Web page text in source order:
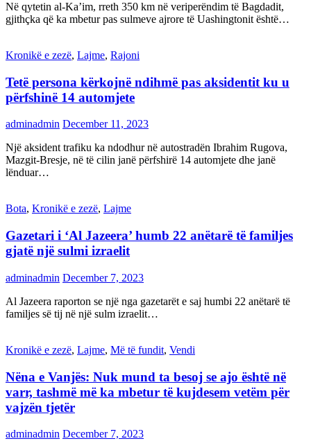
Në qytetin al-Ka’im, rreth 350 km në veriperëndim të Bagdadit,
gjithçka që ka mbetur pas sulmeve ajrore të Uashingtonit është…
Kronikë e zezë, Lajme, Rajoni
Tetë persona kërkojnë ndihmë pas aksidentit ku u
përfshinë 14 automjete
adminadmin December 11, 2023
Një aksident trafiku ka ndodhur në autostradën Ibrahim Rugova,
Mazgit-Bresje, në të cilin janë përfshirë 14 automjete dhe janë
lënduar…
Bota, Kronikë e zezë, Lajme
Gazetari i ‘Al Jazeera’ humb 22 anëtarë të familjes
gjatë një sulmi izraelit
adminadmin December 7, 2023
Al Jazeera raporton se një nga gazetarët e saj humbi 22 anëtarë të
familjes së tij në një sulm izraelit…
Kronikë e zezë, Lajme, Më të fundit, Vendi
Nëna e Vanjës: Nuk mund ta besoj se ajo është në
varr, tashmë më ka mbetur të kujdesem vetëm për
vajzën tjetër
adminadmin December 7, 2023